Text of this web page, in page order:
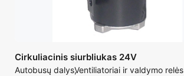
Cirkuliacinis siurbliukas 24V
Autobusų dalysVentiliatoriai ir valdymo relės